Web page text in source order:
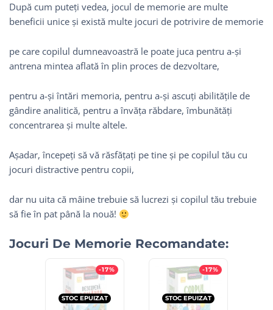
După cum puteți vedea, jocul de memorie are multe
beneficii unice și există multe jocuri de potrivire de memorie
pe care copilul dumneavoastră le poate juca pentru a-și
antrena mintea aflată în plin proces de dezvoltare,
pentru a-și întări memoria, pentru a-și ascuți abilitățile de
gândire analitică, pentru a învăța răbdare, îmbunătăți
concentrarea și multe altele.
Așadar, începeți să vă răsfățați pe tine și pe copilul tău cu
jocuri distractive pentru copii,
dar nu uita că mâine trebuie să lucrezi și copilul tău trebuie
să fie în pat până la nouă!
Jocuri De Memorie Recomandate:
-17%
STOC EPUIZAT
-17%
STOC EPUIZAT